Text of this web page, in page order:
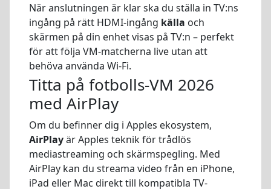
När anslutningen är klar ska du ställa in TV:ns
ingång på rätt HDMI-ingång källa och
skärmen på din enhet visas på TV:n – perfekt
för att följa VM-matcherna live utan att
behöva använda Wi-Fi.
Titta på fotbolls-VM 2026
med AirPlay
Om du befinner dig i Apples ekosystem,
AirPlayär Apples teknik för trådlös
mediastreaming och skärmspegling. Med
AirPlay kan du streama video från en iPhone,
iPad eller Mac direkt till kompatibla TV-